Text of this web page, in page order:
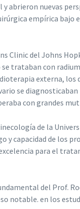
abrieron nuevas
empírica bajo
Clinic del Johns
trataban con
externa,
se
con grandes
de la
y capacidad de los
para el
del Prof.
notable. en los